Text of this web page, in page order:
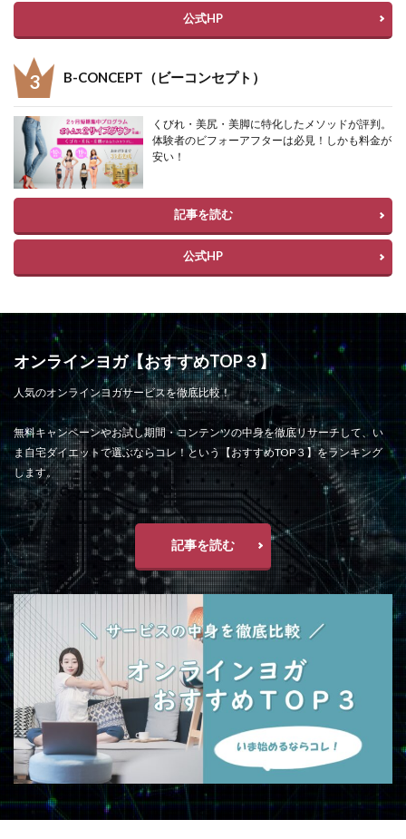
公式HP
B-CONCEPT（ビーコンセプト）
くびれ・美尻・美脚に特化したメソッドが評判。
体験者のビフォーアフターは必見！しかも料金が
安い！
記事を読む
公式HP
オンラインヨガ【おすすめTOP３】
人気のオンラインヨガサービスを徹底比較！
無料キャンペーンやお試し期間・コンテンツの中身を徹底リサーチして、い
ま自宅ダイエットで選ぶならコレ！という【おすすめTOP３】をランキング
します。
記事を読む